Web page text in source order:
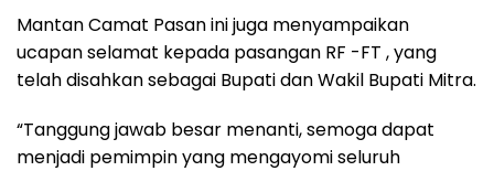
Mantan Camat Pasan ini juga menyampaikan
ucapan selamat kepada pasangan RF -FT , yang
telah disahkan sebagai Bupati dan Wakil Bupati Mitra.
“Tanggung jawab besar menanti, semoga dapat
menjadi pemimpin yang mengayomi seluruh